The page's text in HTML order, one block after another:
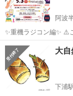
阿波
✨重機ラジコン編✨ ⚠️
る私が全国初重機ラジ
にて開催するように
いただけるようにデザ
徳島
大自
下浦